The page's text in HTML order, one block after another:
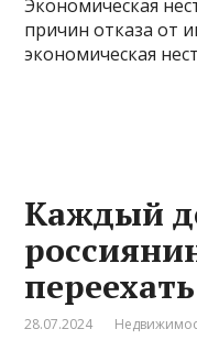
Экономическая
причин отказа от
экономическая
Каждый
28.07.2024